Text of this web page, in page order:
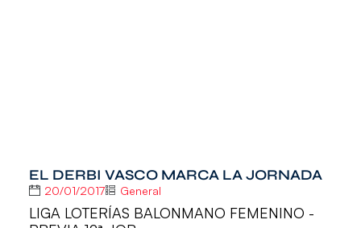
EL DERBI VASCO MARCA LA JORNADA
20/01/2017 General
LIGA LOTERÍAS BALONMANO FEMENINO -